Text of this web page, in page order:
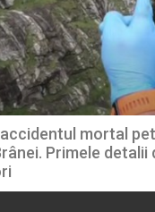
mortal
Primele detalii